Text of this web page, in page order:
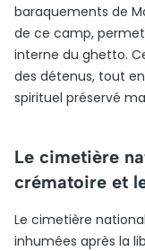
baraquements de
de ce camp,
interne du ghetto.
des détenus, tout
spirituel préservé
Le cimetière
crématoire et
Le cimetière
inhumées après la